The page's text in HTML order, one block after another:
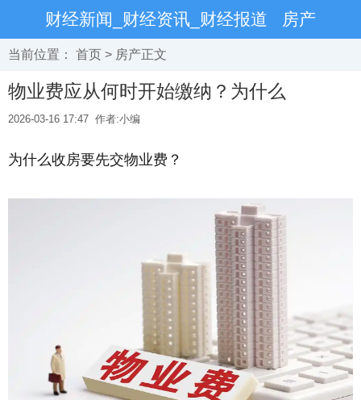
财经新闻_财经资讯_财经报道 房产
当前位置： 首页 > 房产正文
物业费应从何时开始缴纳？为什么
2026-03-16 17:47 作者:小编
为什么收房要先交物业费？